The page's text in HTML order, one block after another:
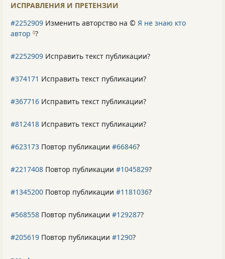
ИСПРАВЛЕНИЯ И ПРЕТЕНЗИИ
#2252909 Изменить авторство на © Я не знаю кто
автор 0?
#2252909 Исправить текст публикации?
#374171 Исправить текст публикации?
#367716 Исправить текст публикации?
#812418 Исправить текст публикации?
#623173 Повтор публикации #66846?
#2217408 Повтор публикации #1045829?
#1345200 Повтор публикации #1181036?
#568558 Повтор публикации #129287?
#205619 Повтор публикации #1290?